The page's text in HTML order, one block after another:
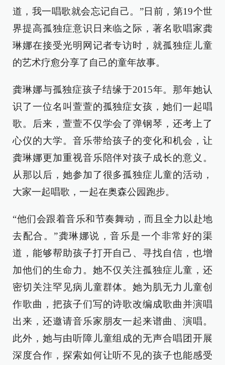
道，我一唱歌就会忘记自己。”日前，第19个世
界提高孤独症意识日来临之际，著名歌唱家龚
琳娜在接受光明网记者专访时，就孤独症儿童
的艺术疗愈分享了自己的童年故事。
龚琳娜与孤独症孩子结缘于2015年。那年她认
识了一位名叫萱萱的孤独症女孩，她们一起唱
歌。后来，萱萱不仅学会了弹钢琴，还考上了
心仪的大学。音乐带给孩子的变化和机会，让
龚琳娜更加重视音乐陪伴对孩子成长的意义。
从那以后，她参加了很多孤独症儿童的活动，
大家一起唱歌，一起在奥森公园跑步。
“他们会跟着音乐和节奏舞动，而且全力以赴地
去配合。”龚琳娜说，音乐是一个非常好的渠
道，能够帮助孩子打开自己、寻找自信，也增
加他们的生命力。她不仅关注孤独症儿童，还
密切关注罕见病儿童群体。她为肌无力儿童创
作歌曲，把孩子们写的诗歌改编成歌曲并演唱
出来，还邀请音乐家朋友一起来谱曲、演唱。
此外，她与由听障儿童组成的无声合唱团开展
深度合作，探索如何让听不见的孩子也能感受